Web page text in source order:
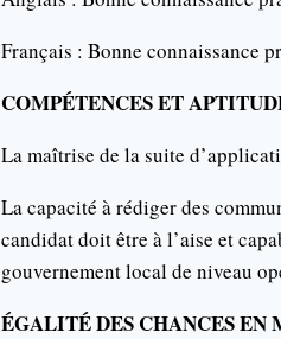
Français : Bonne connaissance
COMPÉTENCES ET
La maîtrise de la suite
La capacité à rédiger des
candidat doit être à l’aise et
gouvernement local de niveau
ÉGALITÉ DES CHANCES EN